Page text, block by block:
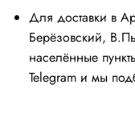
Для доставки в
Берёзовский,
населённые
Telegram и мы